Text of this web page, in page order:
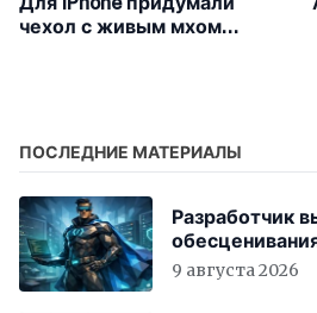
чехол с живым мхом
ПОСЛЕДНИЕ МАТЕРИАЛЫ
Разработчик
9 августа 2026